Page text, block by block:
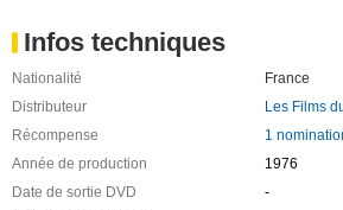
Infos techniques
Nationalité
France
Distributeur
Les Films
Récompense
1
Année de production
1976
Date de sortie DVD
-